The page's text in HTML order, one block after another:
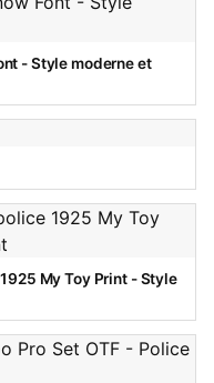
- Style moderne et
My Toy Print - Style